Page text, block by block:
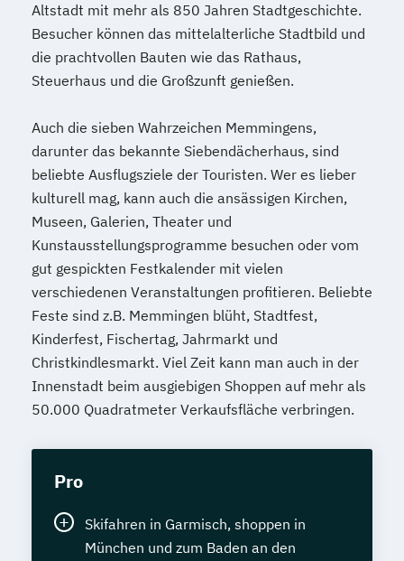
Altstadt mit mehr als 850 Jahren Stadtgeschichte.
Besucher können das mittelalterliche Stadtbild und
die prachtvollen Bauten wie das Rathaus,
Steuerhaus und die Großzunft genießen.
Auch die sieben Wahrzeichen Memmingens,
darunter das bekannte Siebendächerhaus, sind
beliebte Ausflugsziele der Touristen. Wer es lieber
kulturell mag, kann auch die ansässigen Kirchen,
Museen, Galerien, Theater und
Kunstausstellungsprogramme besuchen oder vom
gut gespickten Festkalender mit vielen
verschiedenen Veranstaltungen profitieren. Beliebte
Feste sind z.B. Memmingen blüht, Stadtfest,
Kinderfest, Fischertag, Jahrmarkt und
Christkindlesmarkt. Viel Zeit kann man auch in der
Innenstadt beim ausgiebigen Shoppen auf mehr als
50.000 Quadratmeter Verkaufsfläche verbringen.
Pro
Skifahren in Garmisch, shoppen in
München und zum Baden an den